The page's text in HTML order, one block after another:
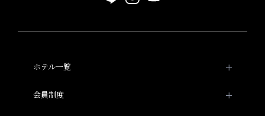
ホテル一覧
ホテルグランヴィア京都
会員制度